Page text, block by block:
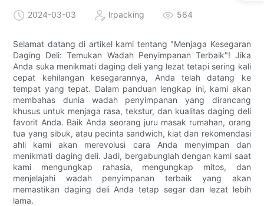
2024-03-03 lrpacking 564
Selamat datang di artikel kami tentang "Menjaga Kesegaran
Daging Deli: Temukan Wadah Penyimpanan Terbaik"! Jika
Anda suka menikmati daging deli yang lezat tetapi sering kali
cepat kehilangan kesegarannya, Anda telah datang ke
tempat yang tepat. Dalam panduan lengkap ini, kami akan
membahas dunia wadah penyimpanan yang dirancang
khusus untuk menjaga rasa, tekstur, dan kualitas daging deli
favorit Anda. Baik Anda seorang juru masak rumahan, orang
tua yang sibuk, atau pecinta sandwich, kiat dan rekomendasi
ahli kami akan merevolusi cara Anda menyimpan dan
menikmati daging deli. Jadi, bergabunglah dengan kami saat
kami mengungkap rahasia, mengungkap mitos, dan
menjelajahi wadah penyimpanan terbaik yang akan
memastikan daging deli Anda tetap segar dan lezat lebih
lama.